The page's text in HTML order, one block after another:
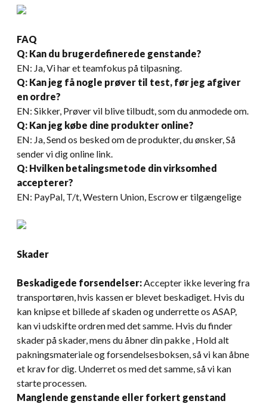
FAQ
Q: Kan du brugerdefinerede genstande?
EN: Ja, Vi har et teamfokus på tilpasning.
Q: Kan jeg få nogle prøver til test, før jeg afgiver
en ordre?
EN: Sikker, Prøver vil blive tilbudt, som du anmodede om.
Q: Kan jeg købe dine produkter online?
EN: Ja, Send os besked om de produkter, du ønsker, Så
sender vi dig online link.
Q: Hvilken betalingsmetode din virksomhed
accepterer?
EN: PayPal, T/t, Western Union, Escrow er tilgængelige
Skader
Beskadigede forsendelser: Accepter ikke levering fra
transportøren, hvis kassen er blevet beskadiget. Hvis du
kan knipse et billede af skaden og underrette os ASAP,
kan vi udskifte ordren med det samme. Hvis du finder
skader på skader, mens du åbner din pakke , Hold alt
pakningsmateriale og forsendelsesboksen, så vi kan åbne
et krav for dig. Underret os med det samme, så vi kan
starte processen.
Manglende genstande eller forkert genstand